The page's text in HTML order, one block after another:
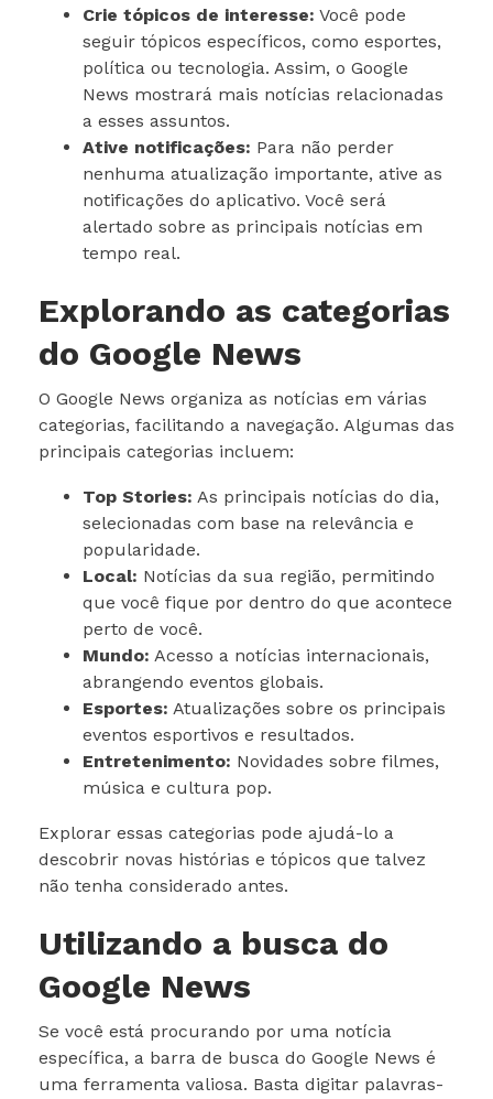
Crie tópicos de interesse: Você pode
seguir tópicos específicos, como esportes,
política ou tecnologia. Assim, o Google
News mostrará mais notícias relacionadas
a esses assuntos.
Ative notificações: Para não perder
nenhuma atualização importante, ative as
notificações do aplicativo. Você será
alertado sobre as principais notícias em
tempo real.
Explorando as categorias
do Google News
O Google News organiza as notícias em várias
categorias, facilitando a navegação. Algumas das
principais categorias incluem:
Top Stories: As principais notícias do dia,
selecionadas com base na relevância e
popularidade.
Local: Notícias da sua região, permitindo
que você fique por dentro do que acontece
perto de você.
Mundo: Acesso a notícias internacionais,
abrangendo eventos globais.
Esportes: Atualizações sobre os principais
eventos esportivos e resultados.
Entretenimento: Novidades sobre filmes,
música e cultura pop.
Explorar essas categorias pode ajudá-lo a
descobrir novas histórias e tópicos que talvez
não tenha considerado antes.
Utilizando a busca do
Google News
Se você está procurando por uma notícia
específica, a barra de busca do Google News é
uma ferramenta valiosa. Basta digitar palavras-